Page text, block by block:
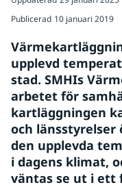
Publicerad 10 januari 2019
upplevd
stad. SMHIs
arbetet för
kartläggningen
och länsstyrelser
den upplevda
i dagens klimat,
väntas se ut i ett